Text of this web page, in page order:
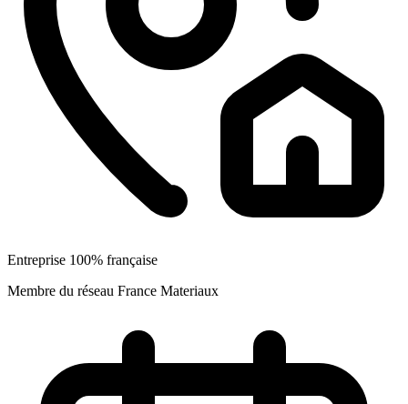
Entreprise 100% française
Membre du réseau France Materiaux